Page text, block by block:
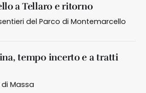
a Tellaro e ritorno
del Parco di Montemarcello
tempo incerto e a tratti
Massa